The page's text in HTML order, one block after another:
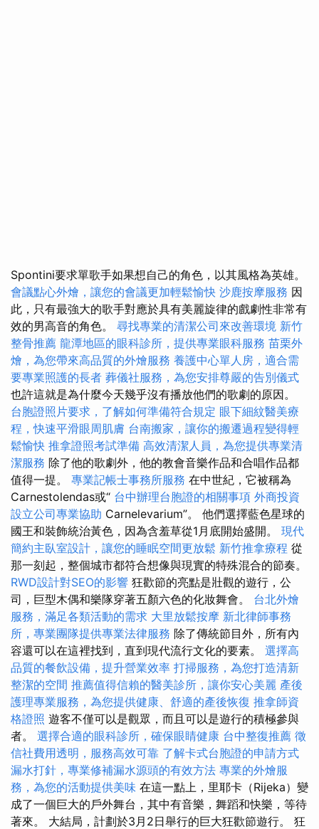
Spontini要求單歌手如果想自己的角色，以其風格為英雄。
會議點心外燴，讓您的會議更加輕鬆愉快 沙鹿按摩服務 因
此，只有最強大的歌手對應於具有美麗旋律的戲劇性非常有
效的男高音的角色。 尋找專業的清潔公司來改善環境 新竹
整骨推薦 龍潭地區的眼科診所，提供專業眼科服務 苗栗外
燴，為您帶來高品質的外燴服務 養護中心單人房，適合需
要專業照護的長者 葬儀社服務，為您安排尊嚴的告別儀式
也許這就是為什麼今天幾乎沒有播放他們的歌劇的原因。
台胞證照片要求，了解如何準備符合規定 眼下細紋醫美療
程，快速平滑眼周肌膚 台南搬家，讓你的搬遷過程變得輕
鬆愉快 推拿證照考試準備 高效清潔人員，為您提供專業清
潔服務 除了他的歌劇外，他的教會音樂作品和合唱作品都
值得一提。 專業記帳士事務所服務 在中世紀，它被稱為
Carnestolendas或“ 台中辦理台胞證的相關事項 外商投資
設立公司專業協助 Carnelevarium”。 他們選擇藍色星球的
國王和裝飾統治黃色，因為含羞草從1月底開始盛開。 現代
簡約主臥室設計，讓您的睡眠空間更放鬆 新竹推拿療程 從
那一刻起，整個城市都符合想像與現實的特殊混合的節奏。
RWD設計對SEO的影響 狂歡節的亮點是壯觀的遊行，公
司，巨型木偶和樂隊穿著五顏六色的化妝舞會。 台北外燴
服務，滿足各類活動的需求 大里放鬆按摩 新北律師事務
所，專業團隊提供專業法律服務 除了傳統節目外，所有內
容還可以在這裡找到，直到現代流行文化的要素。 選擇高
品質的餐飲設備，提升營業效率 打掃服務，為您打造清新
整潔的空間 推薦值得信賴的醫美診所，讓你安心美麗 產後
護理專業服務，為您提供健康、舒適的產後恢復 推拿師資
格證照 遊客不僅可以是觀眾，而且可以是遊行的積極參與
者。 選擇合適的眼科診所，確保眼睛健康 台中整復推薦 徵
信社費用透明，服務高效可靠 了解卡式台胞證的申請方式
漏水打針，專業修補漏水源頭的有效方法 專業的外燴服
務，為您的活動提供美味 在這一點上，里耶卡（Rijeka）變
成了一個巨大的戶外舞台，其中有音樂，舞蹈和快樂，等待
著來。 大結局，計劃於3月2日舉行的巨大狂歡節遊行。 狂